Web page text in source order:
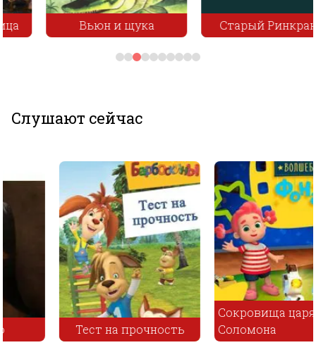
Вьюн и щука Старый Ринкранк
Слушают сейчас
Тест на прочность
Сокровища царя
Соломона